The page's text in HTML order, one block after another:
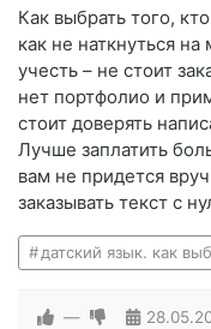
Как выбрать того,
как не наткнуться
учесть – не стоит
нет портфолио и
стоит доверять
Лучше заплатить
вам не придется
заказывать текст с
датский язык. как
—